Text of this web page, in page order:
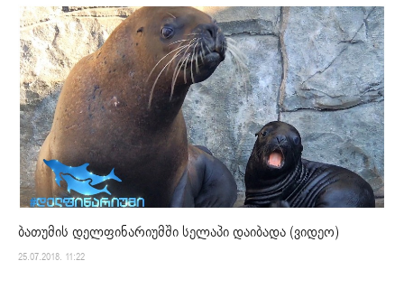
ბათუმის დელფინარიუმში სელაპი დაიბადა (ვიდეო)
25.07.2018. 11:22